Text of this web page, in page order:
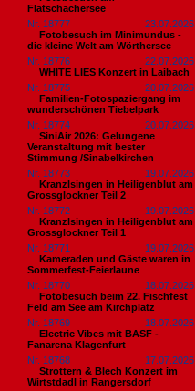
Flatschachersee
Nr. 18777
23.07.2026
Fotobesuch im Minimundus -
die kleine Welt am Wörthersee
Nr. 18776
22.07.2026
WHITE LIES Konzert in Laibach
Nr. 18775
20.07.2026
Familien-Fotospaziergang im
wunderschönen Tiebelpark
Nr. 18774
20.07.2026
SiniAir 2026: Gelungene
Veranstaltung mit bester
Stimmung /Sinabelkirchen
Nr. 18773
19.07.2026
Kranzlsingen in Heiligenblut am
Grossglockner Teil 2
Nr. 18772
19.07.2026
Kranzlsingen in Heiligenblut am
Grossglockner Teil 1
Nr. 18771
19.07.2026
Kameraden und Gäste waren in
Sommerfest-Feierlaune
Nr. 18770
18.07.2026
Fotobesuch beim 22. Fischfest
Feld am See am Kirchplatz
Nr. 18769
18.07.2026
Electric Vibes mit BASF -
Fanarena Klagenfurt
Nr. 18768
17.07.2026
Strottern & Blech Konzert im
Wirtstdadl in Rangersdorf